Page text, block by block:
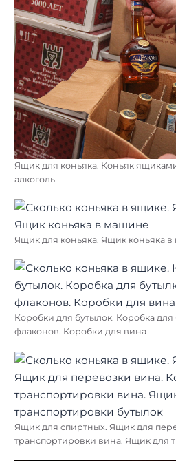
Ящик для коньяка. Коньяк
алкоголь
Ящик для коньяка. Ящик коньяка
Коробки для бутылок. Коробка
флаконов. Коробки для вина
Ящик для спиртных. Ящик для
транспортировки вина. Ящик для